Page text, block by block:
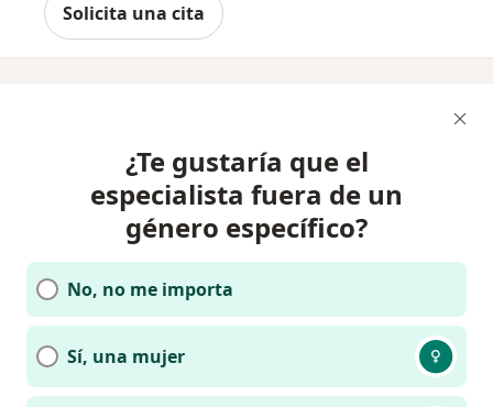
Solicita una cita
¿Te gustaría que el
especialista fuera de un
género específico?
No, no me importa
Sí, una mujer